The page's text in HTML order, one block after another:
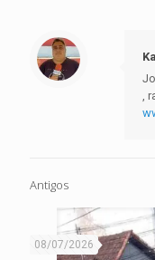
,
Antigos
08/07/2026